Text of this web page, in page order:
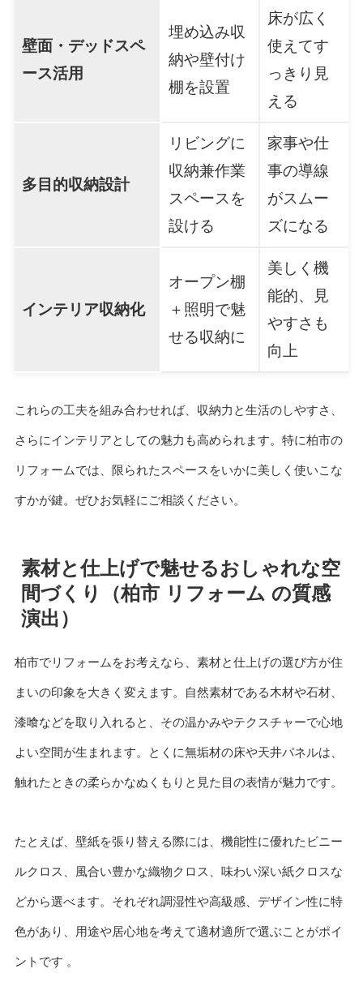
壁面・デッドスペ
ース活用
埋め込み収
納や壁付け
棚を設置
床が広く
使えてす
っきり見
える
多目的収納設計
リビングに
収納兼作業
スペースを
設ける
家事や仕
事の導線
がスムー
ズになる
インテリア収納化
オープン棚
＋照明で魅
せる収納に
美しく機
能的、見
やすさも
向上
これらの工夫を組み合わせれば、収納力と生活のしやすさ、
さらにインテリアとしての魅力も高められます。特に柏市の
リフォームでは、限られたスペースをいかに美しく使いこな
すかが鍵。ぜひお気軽にご相談ください。
素材と仕上げで魅せるおしゃれな空
間づくり（柏市 リフォーム の質感
演出）
柏市でリフォームをお考えなら、素材と仕上げの選び方が住
まいの印象を大きく変えます。自然素材である木材や石材、
漆喰などを取り入れると、その温かみやテクスチャーで心地
よい空間が生まれます。とくに無垢材の床や天井パネルは、
触れたときの柔らかなぬくもりと見た目の表情が魅力です。
たとえば、壁紙を張り替える際には、機能性に優れたビニー
ルクロス、風合い豊かな織物クロス、味わい深い紙クロスな
どから選べます。それぞれ調湿性や高級感、デザイン性に特
色があり、用途や居心地を考えて適材適所で選ぶことがポイ
ントです 。